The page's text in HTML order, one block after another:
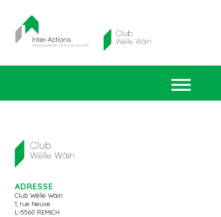
ADRESSE
Club Wëlle Wäin
1, rue Neuve
L-5560 REMICH